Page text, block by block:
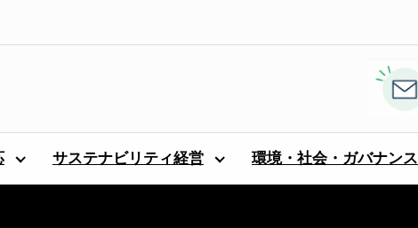
サステナビリティ経営 環境・社会・ガバナンス